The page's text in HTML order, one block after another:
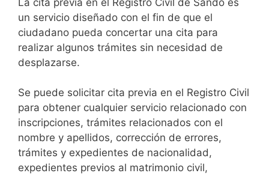
un servicio diseñado con el fin de que el
ciudadano pueda concertar una cita para
realizar algunos trámites sin necesidad de
desplazarse.​
Se puede solicitar cita previa en el Registro Civil
para obtener cualquier servicio relacionado con
inscripciones, trámites relacionados con el
nombre y apellidos, corrección de errores,
trámites y expedientes de nacionalidad,
expedientes previos al matrimonio civil,